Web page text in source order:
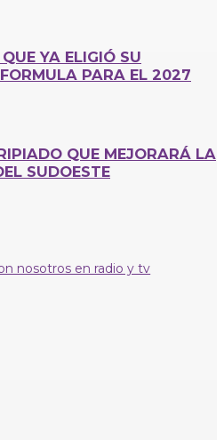
YA ELIGIÓ SU
PARA EL 2027
QUE MEJORARÁ LA
SUDOESTE